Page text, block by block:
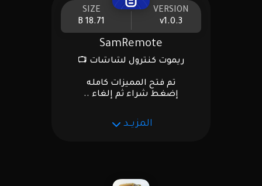
VERSION
v1.0.3
SIZE
18.71 B
SamRemote
ريموت كنترول لشاشات 📺
تم فتح المميزات كامله
إضغط شراء ثم إلغاء ..
المزيــد